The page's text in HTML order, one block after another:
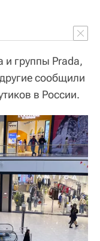
группы Prada,
сообщили
в России.